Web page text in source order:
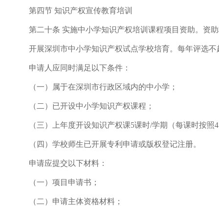
第四节 知识产权宣传教育培训
第二十条 实施中小学知识产权培训课程项目资助。资助
开展深圳市中小学知识产权试点学校培育。每年评选不
申请人应同时满足以下条件：
（一）属于在深圳市行政区域内的中小学；
（二）已开设中小学知识产权课程；
（三）上年度开设知识产权课5课时/学期（每课时按照
（四）学校师生已开展专利申请或版权登记注册。
申请应提交以下材料：
（一）项目申请书；
（二）申请主体资格材料；